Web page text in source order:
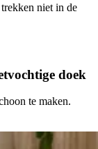
niet in de
vochtige doek
te maken.